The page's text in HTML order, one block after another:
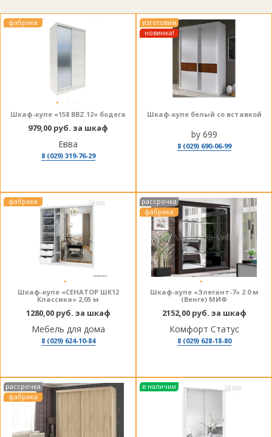
фабрика
Шкаф-купе «158 BBZ.12» бодега
979,00 руб. за шкаф
Евва
8 (029) 319-76-29
изготовим
новинка!
Шкаф-купе белый со вставкой
by 699
8 (029) 690-06-99
фабрика
Шкаф-купе «СЕНАТОР ШК12
Классика» 2,05 м
1280,00 руб. за шкаф
Мебель для дома
8 (029) 624-10-84
рассрочка
фабрика
Шкаф-купе «Элегант-7» 2.0 м
(Венге) МИФ
2152,00 руб. за шкаф
Комфорт Статус
8 (029) 628-18-80
рассрочка
фабрика
в наличии